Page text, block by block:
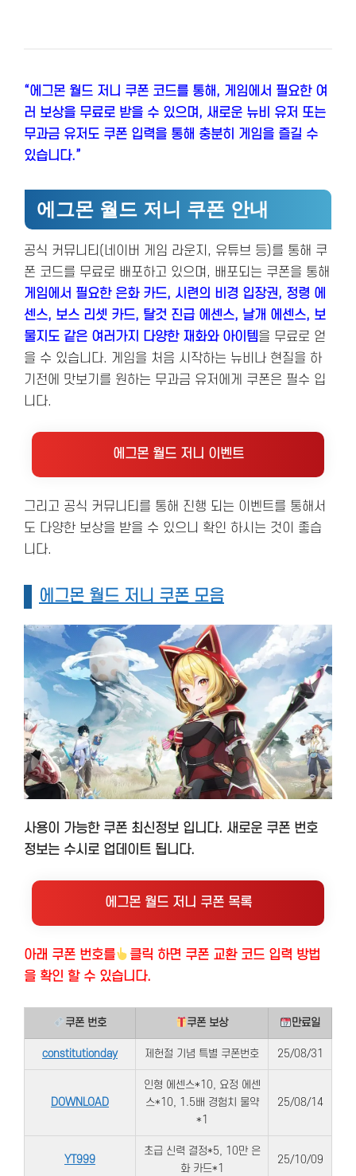
“에그몬 월드 저니 쿠폰 코드를 통해, 게임에서 필요한 여
러 보상을 무료로 받을 수 있으며, 새로운 뉴비 유저 또는
무과금 유저도 쿠폰 입력을 통해 충분히 게임을 즐길 수
있습니다.”
에그몬 월드 저니 쿠폰 안내
공식 커뮤니티(네이버 게임 라운지, 유튜브 등)를 통해 쿠
폰 코드를 무료로 배포하고 있으며, 배포되는 쿠폰을 통해
게임에서 필요한 은화 카드, 시련의 비경 입장권, 정령 에
센스, 보스 리셋 카드, 탈것 진급 에센스, 날개 에센스, 보
물지도 같은 여러가지 다양한 재화와 아이템을 무료로 얻
을 수 있습니다. 게임을 처음 시작하는 뉴비나 현질을 하
기전에 맛보기를 원하는 무과금 유저에게 쿠폰은 필수 입
니다.
에그몬 월드 저니 이벤트
그리고 공식 커뮤니티를 통해 진행 되는 이벤트를 통해서
도 다양한 보상을 받을 수 있으니 확인 하시는 것이 좋습
니다.
에그몬 월드 저니 쿠폰 모음
사용이 가능한 쿠폰 최신정보 입니다. 새로운 쿠폰 번호
정보는 수시로 업데이트 됩니다.
에그몬 월드 저니 쿠폰 목록
아래 쿠폰 번호를
클릭 하면 쿠폰 교환 코드 입력 방법
을 확인 할 수 있습니다.
쿠폰 번호 쿠폰 보상 만료일
constitutionday 제헌절 기념 특별 쿠폰번호 25/08/31
DOWNLOAD
인형 에센스*10, 요정 에센
스*10, 1.5배 경험치 물약
*1
25/08/14
YT999
초급 신력 결정*5, 10만 은
화 카드*1
25/10/09